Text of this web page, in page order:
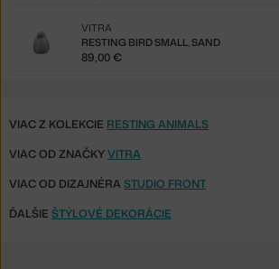
RESTING BIRD SMALL, SAND
VITRA
89,00 €
VIAC Z KOLEKCIE RESTING ANIMALS
VIAC OD ZNAČKYVITRA
VIAC OD DIZAJNÉRA STUDIO FRONT
ĎALŠIE ŠTÝLOVÉ DEKORÁCIE